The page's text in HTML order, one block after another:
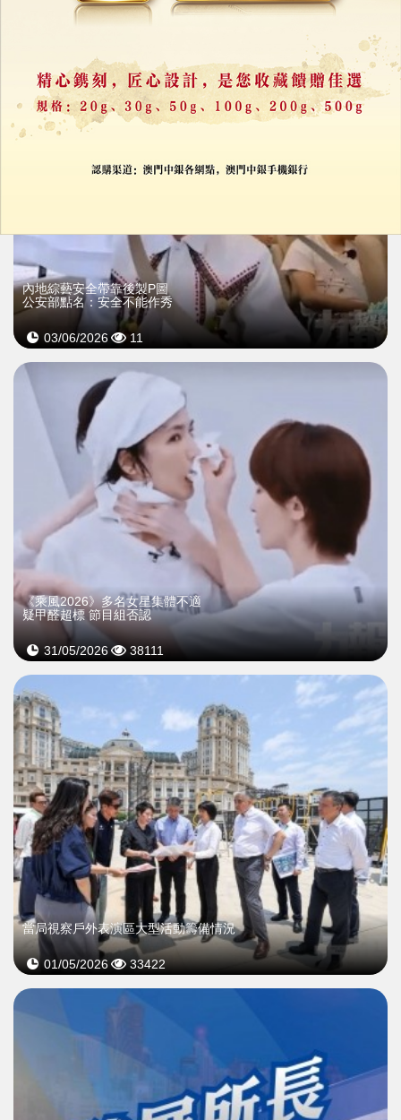
26/06/2026 33617
內地綜藝安全帶靠後製P圖
公安部點名：安全不能作秀
03/06/2026 11
《乘風2026》多名女星集體不適
疑甲醛超標 節目組否認
31/05/2026 38111
當局視察戶外表演區大型活動籌備情況
01/05/2026 33422